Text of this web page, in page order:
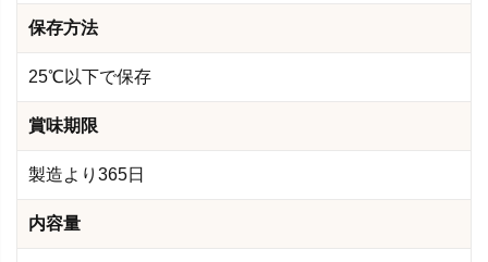
保存方法
25℃以下で保存
賞味期限
製造より365日
内容量